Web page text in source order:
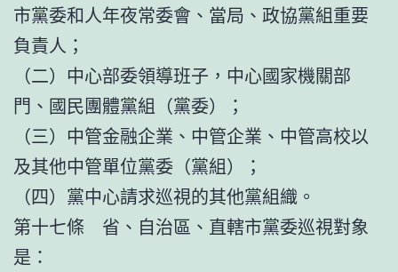
市黨委和人年夜常委會、當局、政協黨組重要
負責人；
（二）中心部委領導班子，中心國家機關部
門、國民團體黨組（黨委）；
（三）中管金融企業、中管企業、中管高校以
及其他中管單位黨委（黨組）；
（四）黨中心請求巡視的其他黨組織。
第十七條 省、自治區、直轄市黨委巡視對象
是：